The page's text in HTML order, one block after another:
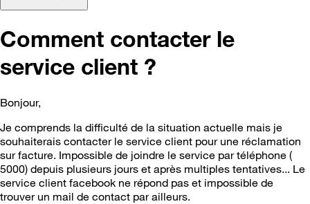
Comment contacter le
service client ?
Bonjour,
Je comprends la difficulté de la situation actuelle mais je
souhaiterais contacter le service client pour une réclamation
sur facture. Impossible de joindre le service par téléphone (
5000) depuis plusieurs jours et après multiples tentatives... Le
service client facebook ne répond pas et impossible de
trouver un mail de contact par ailleurs.